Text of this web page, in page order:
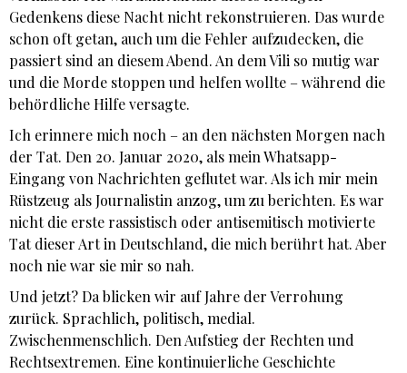
Gedenkens diese Nacht nicht rekonstruieren. Das wurde
schon oft getan, auch um die Fehler aufzudecken, die
passiert sind an diesem Abend. An dem Vili so mutig war
und die Morde stoppen und helfen wollte – während die
behördliche Hilfe versagte.
Ich erinnere mich noch – an den nächsten Morgen nach
der Tat. Den 20. Januar 2020, als mein Whatsapp-
Eingang von Nachrichten geflutet war. Als ich mir mein
Rüstzeug als Journalistin anzog, um zu berichten. Es war
nicht die erste rassistisch oder antisemitisch motivierte
Tat dieser Art in Deutschland, die mich berührt hat. Aber
noch nie war sie mir so nah.
Und jetzt? Da blicken wir auf Jahre der Verrohung
zurück. Sprachlich, politisch, medial.
Zwischenmenschlich. Den Aufstieg der Rechten und
Rechtsextremen. Eine kontinuierliche Geschichte